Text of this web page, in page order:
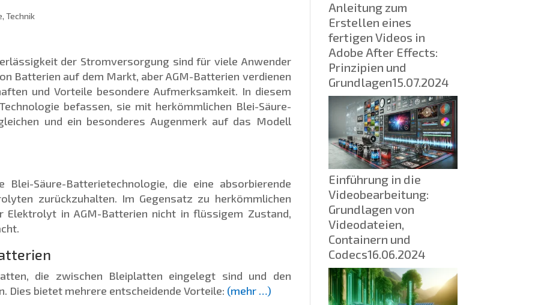
,Technik
der Stromversorgung sind für viele Anwender
Batterien auf dem Markt, aber AGM-Batterien verdienen
und Vorteile besondere Aufmerksamkeit. In diesem
befassen, sie mit herkömmlichen Blei-Säure-
und ein besonderes Augenmerk auf das Modell
Säure-Batterietechnologie, die eine absorbierende
zurückzuhalten. Im Gegensatz zu herkömmlichen
Elektrolyt in AGM-Batterien nicht in flüssigem Zustand,
die zwischen Bleiplatten eingelegt sind und den
Dies bietet mehrere entscheidende Vorteile: (mehr …)
Anleitung zum
Erstellen eines
fertigen Videos in
Adobe After Effects:
Prinzipien und
Grundlagen15.07.2024
Einführung in die
Videobearbeitung:
Grundlagen von
Videodateien,
Containern und
Codecs16.06.2024